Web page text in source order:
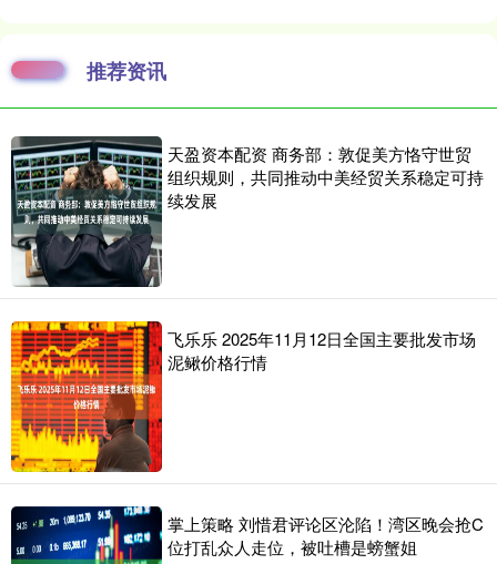
推荐资讯
天盈资本配资 商务部：敦促美方恪守世贸
组织规则，共同推动中美经贸关系稳定可持
续发展
飞乐乐 2025年11月12日全国主要批发市场
泥鳅价格行情
掌上策略 刘惜君评论区沦陷！湾区晚会抢C
位打乱众人走位，被吐槽是螃蟹姐